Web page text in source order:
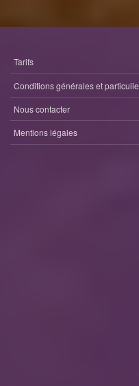
Tarifs
Conditions générales et
Nous contacter
Mentions légales